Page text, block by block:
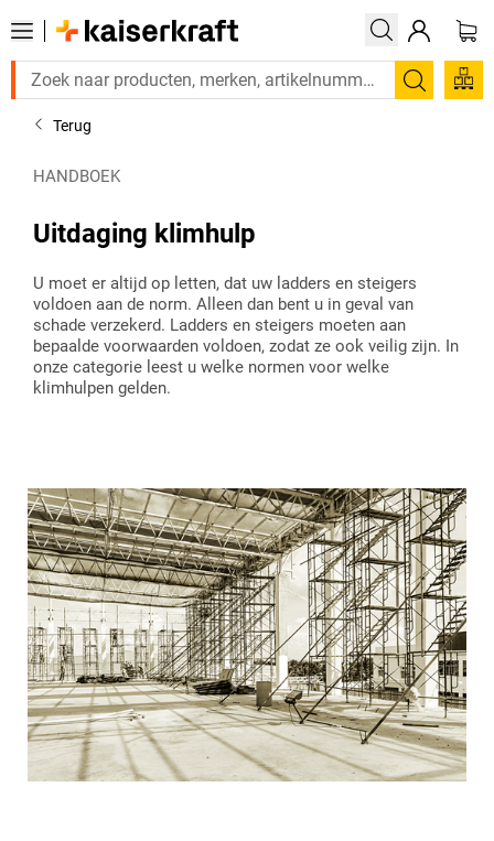
Zoeken
Terug
HANDBOEK
Uitdaging klimhulp
U moet er altijd op letten, dat uw ladders en steigers
voldoen aan de norm. Alleen dan bent u in geval van
schade verzekerd. Ladders en steigers moeten aan
bepaalde voorwaarden voldoen, zodat ze ook veilig zijn. In
onze categorie leest u welke normen voor welke
klimhulpen gelden.